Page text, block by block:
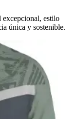
excepcional, estilo
única y sostenible.